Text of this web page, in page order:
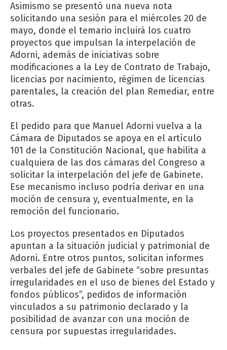
Asimismo se presentó una nueva nota
solicitando una sesión para el miércoles 20 de
mayo, donde el temario incluirá los cuatro
proyectos que impulsan la interpelación de
Adorni, además de iniciativas sobre
modificaciones a la Ley de Contrato de Trabajo,
licencias por nacimiento, régimen de licencias
parentales, la creación del plan Remediar, entre
otras.
El pedido para que Manuel Adorni vuelva a la
Cámara de Diputados se apoya en el artículo
101 de la Constitución Nacional, que habilita a
cualquiera de las dos cámaras del Congreso a
solicitar la interpelación del jefe de Gabinete.
Ese mecanismo incluso podría derivar en una
moción de censura y, eventualmente, en la
remoción del funcionario.
Los proyectos presentados en Diputados
apuntan a la situación judicial y patrimonial de
Adorni. Entre otros puntos, solicitan informes
verbales del jefe de Gabinete “sobre presuntas
irregularidades en el uso de bienes del Estado y
fondos públicos”, pedidos de información
vinculados a su patrimonio declarado y la
posibilidad de avanzar con una moción de
censura por supuestas irregularidades.